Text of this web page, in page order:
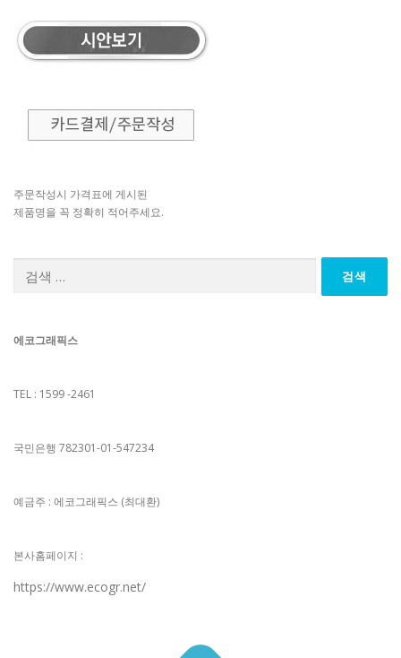
주문작성시 가격표에 게시된
제품명을 꼭 정확히 적어주세요.
에코그래픽스
TEL : 1599 -2461
국민은행 782301-01-547234
예금주 : 에코그래픽스 (최대환)
본사홈페이지 :
https://www.ecogr.net/